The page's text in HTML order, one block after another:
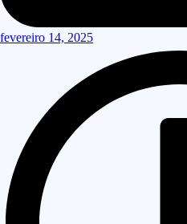
fevereiro 14, 2025